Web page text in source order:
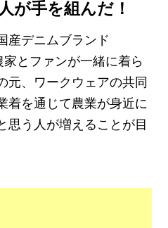
が手を組んだ！
産デニムブランド
家とファンが一緒に着ら
元、ワークウェアの共同
着を通じて農業が身近に
思う人が増えることが目